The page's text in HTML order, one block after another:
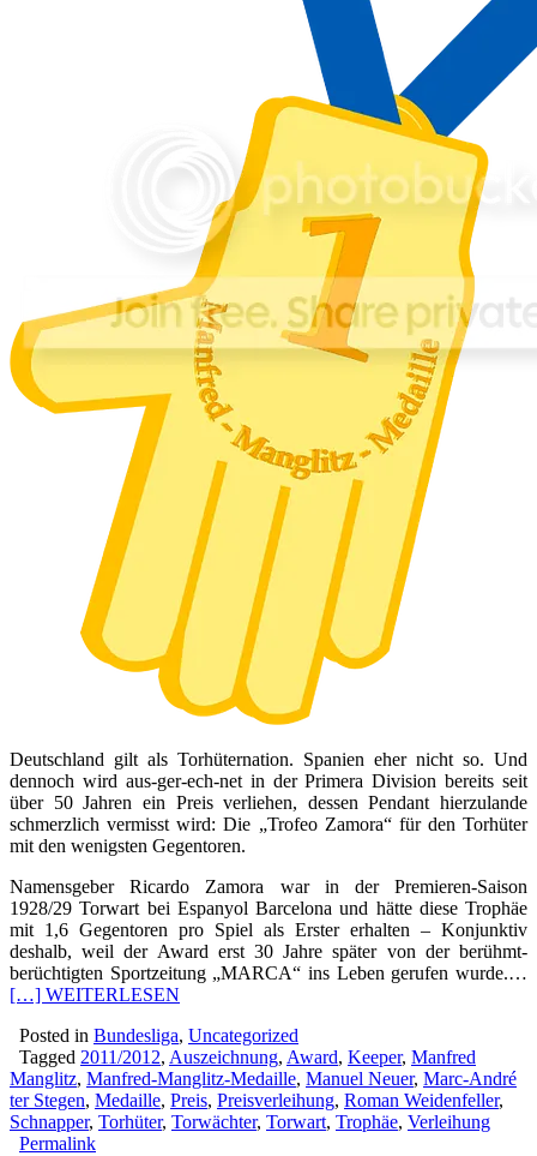
Deutschland gilt als Torhüternation. Spanien eher nicht so. Und
dennoch wird aus-ger-ech-net in der Primera Division bereits seit
über 50 Jahren ein Preis verliehen, dessen Pendant hierzulande
schmerzlich vermisst wird: Die „Trofeo Zamora“ für den Torhüter
mit den wenigsten Gegentoren.
Namensgeber Ricardo Zamora war in der Premieren-Saison
1928/29 Torwart bei Espanyol Barcelona und hätte diese Trophäe
mit 1,6 Gegentoren pro Spiel als Erster erhalten – Konjunktiv
deshalb, weil der Award erst 30 Jahre später von der berühmt-
berüchtigten Sportzeitung „MARCA“ ins Leben gerufen wurde.…
[…] WEITERLESEN
Posted in Bundesliga, Uncategorized
Tagged 2011/2012, Auszeichnung, Award, Keeper, Manfred
Manglitz, Manfred-Manglitz-Medaille, Manuel Neuer, Marc-André
ter Stegen, Medaille, Preis, Preisverleihung, Roman Weidenfeller,
Schnapper, Torhüter, Torwächter, Torwart, Trophäe, Verleihung
Permalink